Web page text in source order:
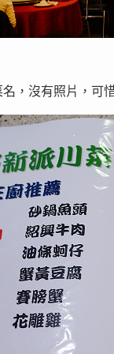
，沒有照片，可